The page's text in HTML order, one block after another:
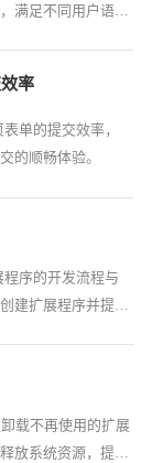
满足不同用户语言
率
单的提交效率，
的顺畅体验。
程序的开发流程与
建扩展程序并提升
载不再使用的扩展
放系统资源，提升